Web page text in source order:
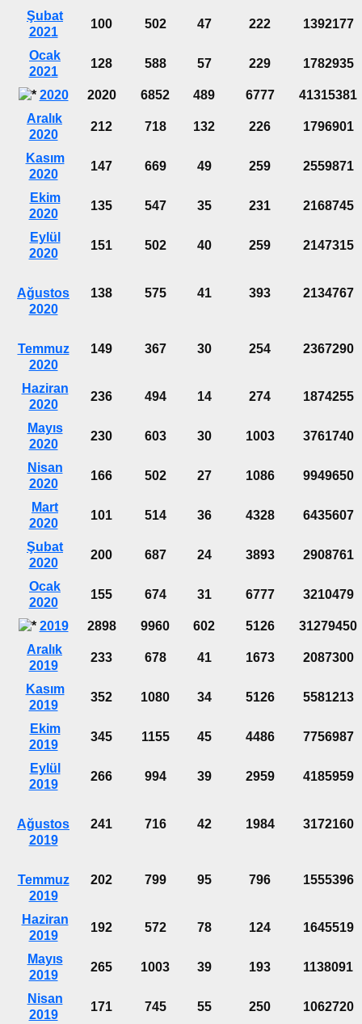
Şubat
2021
100 502 47 222 1392177
Ocak
2021
128 588 57 229 1782935
2020 2020 6852 489 6777
41315381
Aralık
2020
212 718 132 226 1796901
Kasım
2020
147 669 49 259 2559871
Ekim
2020
135 547 35 231 2168745
Eylül
2020
151 502 40 259 2147315
Ağustos
2020
138 575 41 393 2134767
Temmuz
2020
149 367 30 254 2367290
Haziran
2020
236 494 14 274 1874255
Mayıs
2020
230 603 30 1003 3761740
Nisan
2020
166 502 27 1086 9949650
Mart
2020
101 514 36 4328 6435607
Şubat
2020
200 687 24 3893 2908761
Ocak
2020
155 674 31 6777 3210479
2019 2898 9960 602 5126
31279450
Aralık
2019
233 678 41 1673 2087300
Kasım
2019
352 1080 34 5126 5581213
Ekim
2019
345 1155 45 4486 7756987
Eylül
2019
266 994 39 2959 4185959
Ağustos
2019
241 716 42 1984 3172160
Temmuz
2019
202 799 95 796 1555396
Haziran
2019
192 572 78 124 1645519
Mayıs
2019
265 1003 39 193 1138091
Nisan
2019
171 745 55 250 1062720